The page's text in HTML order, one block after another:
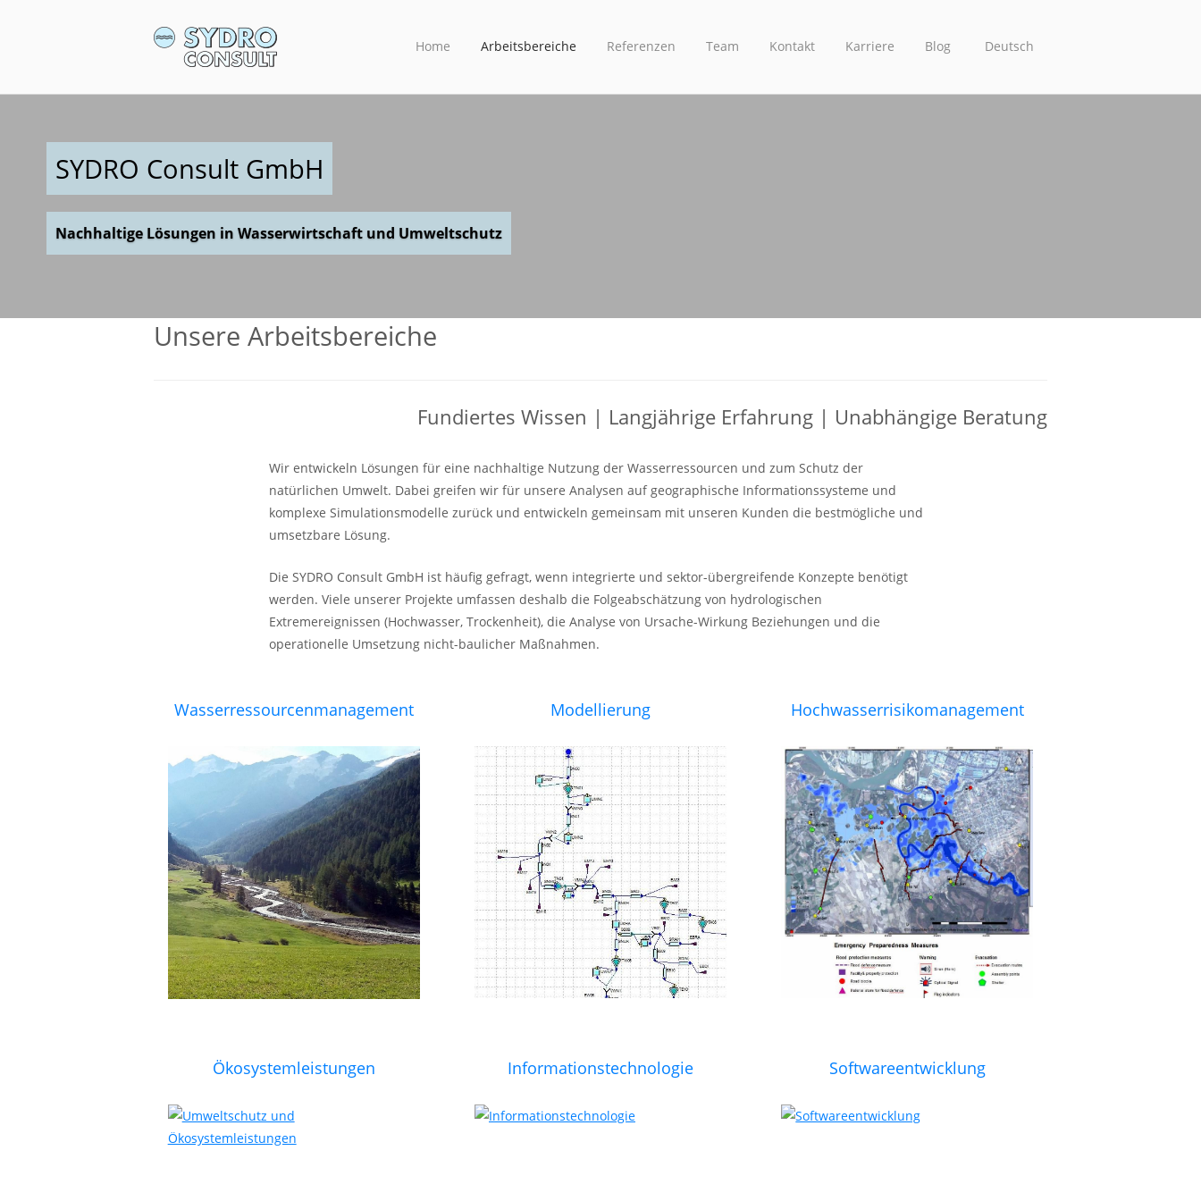
Home
Home Arbeitsbereiche Referenzen Team Kontakt Karriere Blog Deutsch
SYDRO Consult GmbH
Nachhaltige Lösungen in Wasserwirtschaft und Umweltschutz
Unsere Arbeitsbereiche
Fundiertes Wissen | Langjährige Erfahrung | Unabhängige Beratung
Wir entwickeln Lösungen für eine nachhaltige Nutzung der Wasserressourcen und zum Schutz der
natürlichen Umwelt. Dabei greifen wir für unsere Analysen auf geographische Informationssysteme und
komplexe Simulationsmodelle zurück und entwickeln gemeinsam mit unseren Kunden die bestmögliche und
umsetzbare Lösung.
Die SYDRO Consult GmbH ist häufig gefragt, wenn integrierte und sektor-übergreifende Konzepte benötigt
werden. Viele unserer Projekte umfassen deshalb die Folgeabschätzung von hydrologischen
Extremereignissen (Hochwasser, Trockenheit), die Analyse von Ursache-Wirkung Beziehungen und die
operationelle Umsetzung nicht-baulicher Maßnahmen.
Wasserressourcenmanagement Modellierung Hochwasserrisikomanagement
Ökosystemleistungen Informationstechnologie Softwareentwicklung